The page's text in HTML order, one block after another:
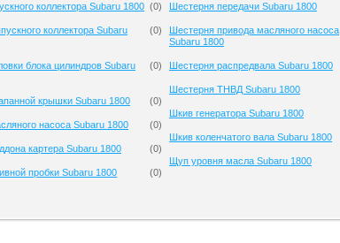
коллектора Subaru 1800 (0)
коллектора Subaru
(0)
блока цилиндров Subaru
(0)
крышки Subaru 1800 (0)
насоса Subaru 1800 (0)
картера Subaru 1800 (0)
пробки Subaru 1800 (0)
Шестерня передачи Subaru 1800
Шестерня привода масляного насоса
Subaru 1800
Шестерня распредвала Subaru 1800
Шестерня ТНВД Subaru 1800
Шкив генератора Subaru 1800
Шкив коленчатого вала Subaru 1800
Щуп уровня масла Subaru 1800